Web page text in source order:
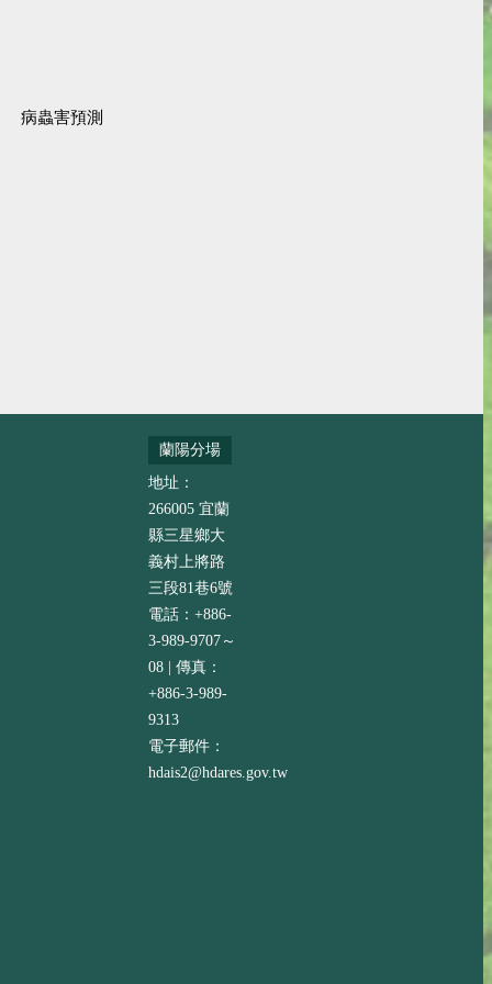
病蟲害預測
蘭陽分場
地址：
266005 宜蘭
縣三星鄉大
義村上將路
三段81巷6號
電話：+886-
3-989-9707～
08 | 傳真：
+886-3-989-
9313
電子郵件：
hdais2@hdares.gov.tw